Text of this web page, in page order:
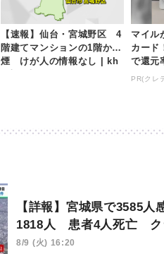
【速報】仙台・宮城野区 4
階建てマンションの1階から
煙 けが人の情報なし | kh
マイル
カード
で還元
PR(クレ
【詳報】宮城県で3585
1818人 患者4人死亡 ク
8/9 (火) 16:20